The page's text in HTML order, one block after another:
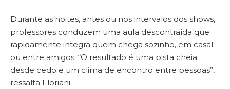
Durante as noites, antes ou nos intervalos dos shows,
professores conduzem uma aula descontraída que
rapidamente integra quem chega sozinho, em casal
ou entre amigos. “O resultado é uma pista cheia
desde cedo e um clima de encontro entre pessoas”,
ressalta Floriani.